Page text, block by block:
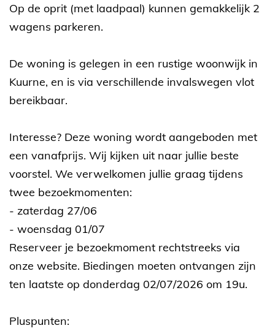
Op de oprit (met laadpaal) kunnen gemakkelijk 2
wagens parkeren.
De woning is gelegen in een rustige woonwijk in
Kuurne, en is via verschillende invalswegen vlot
bereikbaar.
Interesse? Deze woning wordt aangeboden met
een vanafprijs. Wij kijken uit naar jullie beste
voorstel. We verwelkomen jullie graag tijdens
twee bezoekmomenten:
- zaterdag 27/06
- woensdag 01/07
Reserveer je bezoekmoment rechtstreeks via
onze website. Biedingen moeten ontvangen zijn
ten laatste op donderdag 02/07/2026 om 19u.
Pluspunten: